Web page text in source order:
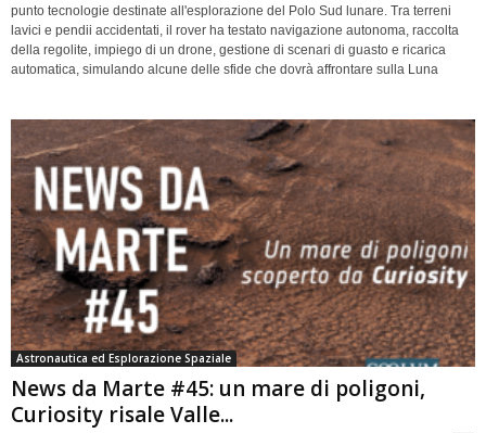
punto tecnologie destinate all'esplorazione del Polo Sud lunare. Tra terreni
lavici e pendii accidentati, il rover ha testato navigazione autonoma, raccolta
della regolite, impiego di un drone, gestione di scenari di guasto e ricarica
automatica, simulando alcune delle sfide che dovrà affrontare sulla Luna
Astronautica ed Esplorazione Spaziale
News da Marte #45: un mare di poligoni,
Curiosity risale Valle...